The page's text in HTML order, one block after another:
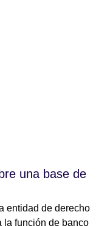
una base de
entidad de derecho
la función de banco